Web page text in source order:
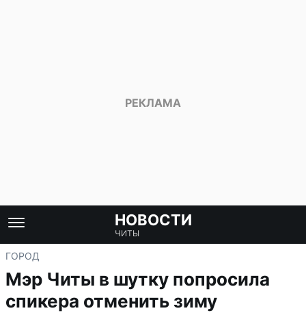
НОВОСТИ
ЧИТЫ
ГОРОД
Мэр Читы в шутку попросила
спикера отменить зиму